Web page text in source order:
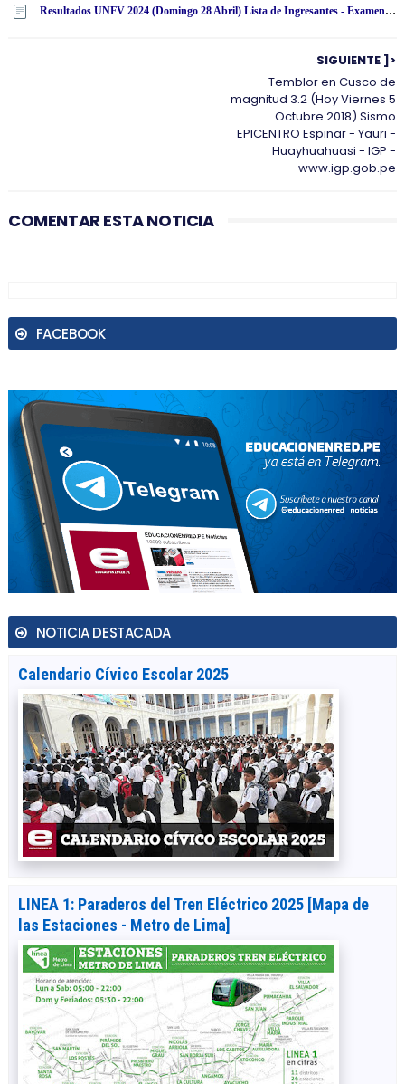
Resultados UNFV 2024 (Domingo 28 Abril) Lista de Ingresantes - Examen Admisión Ordinario y Extraordinario - Universidad Nacional Federico Villarreal - www·unfv·edu·pe
SIGUIENTE ]>
Temblor en Cusco de
magnitud 3.2 (Hoy Viernes 5
Octubre 2018) Sismo
EPICENTRO Espinar - Yauri -
Huayhuahuasi - IGP -
www.igp.gob.pe
COMENTAR ESTA NOTICIA
FACEBOOK
NOTICIA DESTACADA
Calendario Cívico Escolar 2025
LINEA 1: Paraderos del Tren Eléctrico 2025 [Mapa de
las Estaciones - Metro de Lima]